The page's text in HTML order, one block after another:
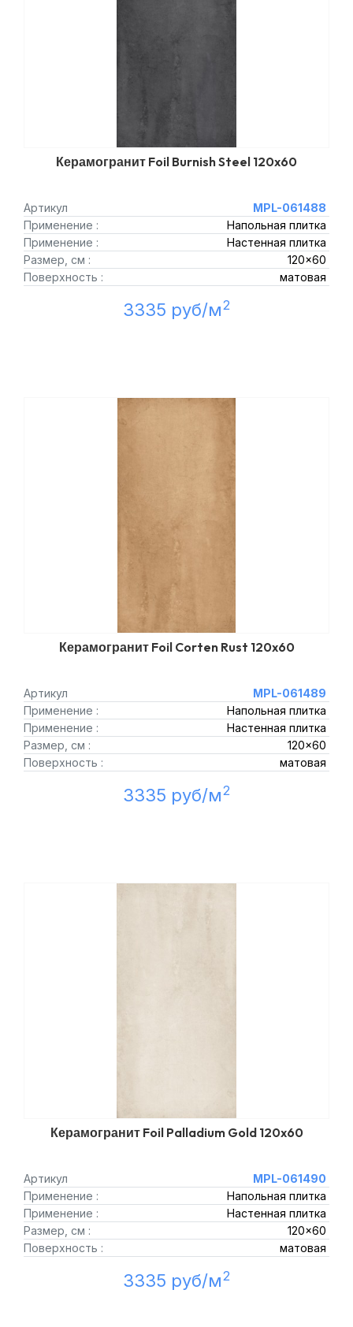
Керамогранит Foil Burnish Steel 120x60
Артикул
MPL-061488
Применение :
Напольная плитка
Применение :
Настенная плитка
Размер, см :
120x60
Поверхность :
матовая
3335 руб/м2
Керамогранит Foil Corten Rust 120x60
Артикул
MPL-061489
Применение :
Напольная плитка
Применение :
Настенная плитка
Размер, см :
120x60
Поверхность :
матовая
3335 руб/м2
Керамогранит Foil Palladium Gold 120x60
Артикул
MPL-061490
Применение :
Напольная плитка
Применение :
Настенная плитка
Размер, см :
120x60
Поверхность :
матовая
3335 руб/м2